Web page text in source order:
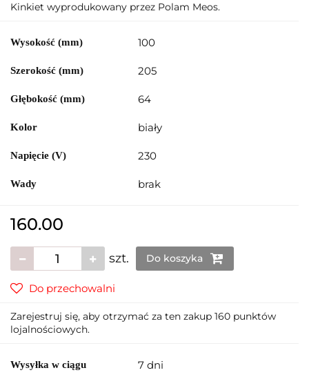
Kinkiet wyprodukowany przez Polam Meos.
Wysokość (mm) 100
Szerokość (mm) 205
Głębokość (mm) 64
Kolor biały
Napięcie (V) 230
Wady brak
160.00
szt. Do koszyka
Do przechowalni
Zarejestruj się, aby otrzymać za ten zakup 160 punktów
lojalnościowych.
Wysyłka w ciągu 7 dni